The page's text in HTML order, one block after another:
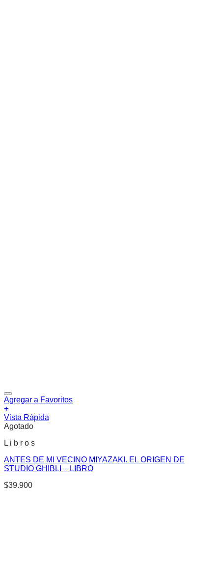
Agregar a Favoritos
+
Vista Rápida
Agotado
L i b r o s
ANTES DE MI VECINO MIYAZAKI. EL ORIGEN DE
STUDIO GHIBLI – LIBRO
$39.900